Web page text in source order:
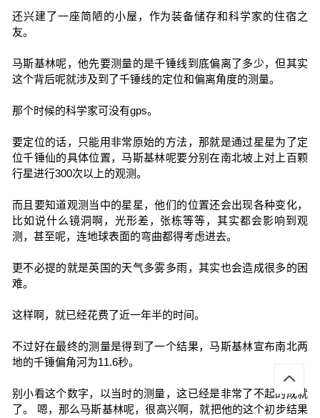
还兴建了一座简陋的小屋，作为装备储存和科学家的住宿之
友。
马斯基林呢，他先要测量的是千锤线到底偏离了多少，但其实
这个背后呢就涉及到了千锤线的定位和偏离角度的测量。
那个时候的科学家可没有gps。
要定位的话，只能用非常原始的方法，那就是通过星星为了定
位千锤仙的具体位置，马斯基林呢要分别在南北坡上对上百颗
行星进行300次以上的观测。
而且要知道观测当中的星星，他们的位置还会出现各种变化，
比如说什么镜洞啊，光形差，张栋等等，其实都会影响到观
测，甚至呢，连地球表面的弯曲都得考虑进去。
更不必提的就是英国的天气多雾多雨，其实也会造成很多的困
难。
这样啊，就已经花费了近一年半的时间。
不过好在最终的测量是得到了一个结果，马斯基林宣布南北两
地的千锤偏角河为11.6秒。
别小看这个数字，以当时的测量，这已经是非常了不起的成就
了。 嗯，那么马斯基林呢，很高兴啊，就把他的这个初步结果